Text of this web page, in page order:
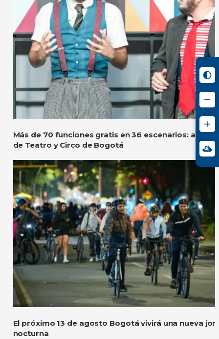
Más de 70 funciones gratis en 36 escenarios: así
de Teatro y Circo de Bogotá
El próximo 13 de agosto Bogotá vivirá una nueva
nocturna